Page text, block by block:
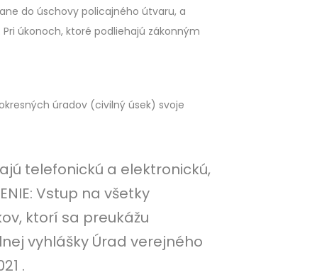
do úschovy policajného útvaru, a
úkonoch, ktoré podliehajú zákonným
úradov (civilný úsek) svoje
telefonickú a elektronickú,
Vstup na všetky
ktorí sa preukážu
vyhlášky Úrad verejného
.